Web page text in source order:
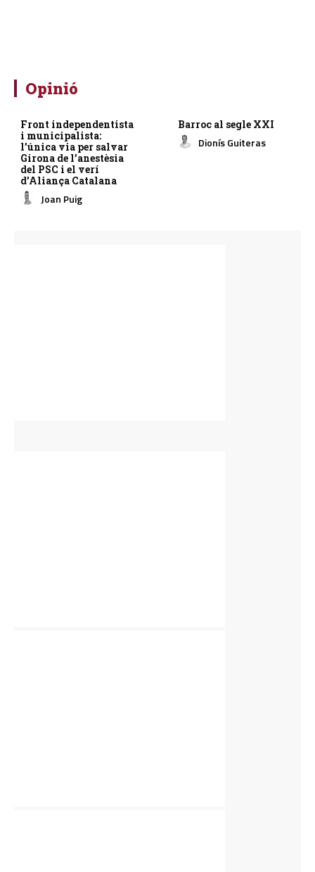
Opinió
Front independentista
i municipalista:
l’única via per salvar
Girona de l’anestèsia
del PSC i el verí
d’Aliança Catalana
Joan Puig
Barroc al segle XXI
Dionís Guiteras